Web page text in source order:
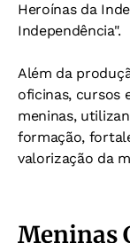
Heroínas da
Independência".
Além da
oficinas, cursos
meninas,
formação,
valorização da
Meninas